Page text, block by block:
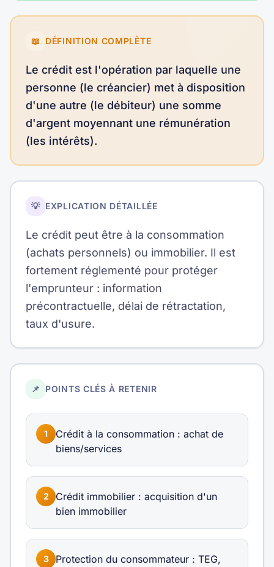
📖 DÉFINITION COMPLÈTE
Le crédit est l'opération par laquelle une
personne (le créancier) met à disposition
d'une autre (le débiteur) une somme
d'argent moyennant une rémunération
(les intérêts).
💡 EXPLICATION DÉTAILLÉE
Le crédit peut être à la consommation
(achats personnels) ou immobilier. Il est
fortement réglementé pour protéger
l'emprunteur : information
précontractuelle, délai de rétractation,
taux d'usure.
📌 POINTS CLÉS À RETENIR
1
Crédit à la consommation : achat de
biens/services
2
Crédit immobilier : acquisition d'un
bien immobilier
3
Protection du consommateur : TEG,